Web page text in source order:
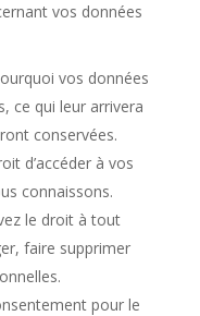
vos données
vos données
ce qui leur arrivera
conservées.
d’accéder à vos
connaissons.
le droit à tout
faire supprimer
pour le